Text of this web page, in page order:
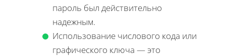
пароль был действительно
надежным.
Использование числового кода или
графического ключа — это